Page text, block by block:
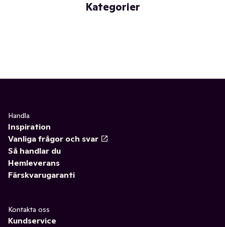
Kategorier
Handla
Inspiration
Vanliga frågor och svar
Så handlar du
Hemleverans
Färskvarugaranti
Kontakta oss
Kundservice